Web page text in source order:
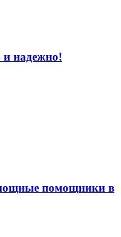
надежно!
помощники в